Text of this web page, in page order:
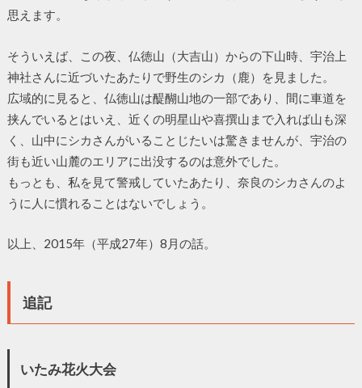
思えます。
そういえば、この夜、仏徳山（大吉山）からの下山時、宇治上
神社さんに近づいたあたりで野生のシカ（鹿）を見ました。
広域的に見ると、仏徳山は醍醐山地の一部であり、間に車道を
挟んでいるとはいえ、近くの明星山や喜撰山まで入れば山も深
く、山中にシカさんがいることじたいは驚きませんが、宇治の
街も近い山麓のエリアに出没するのは意外でした。
もっとも、私を見て警戒していたあたり、奈良のシカさんのよ
うに人に慣れることはないでしょう。
以上、2015年（平成27年）8月の話。
追記
いたみ花火大会